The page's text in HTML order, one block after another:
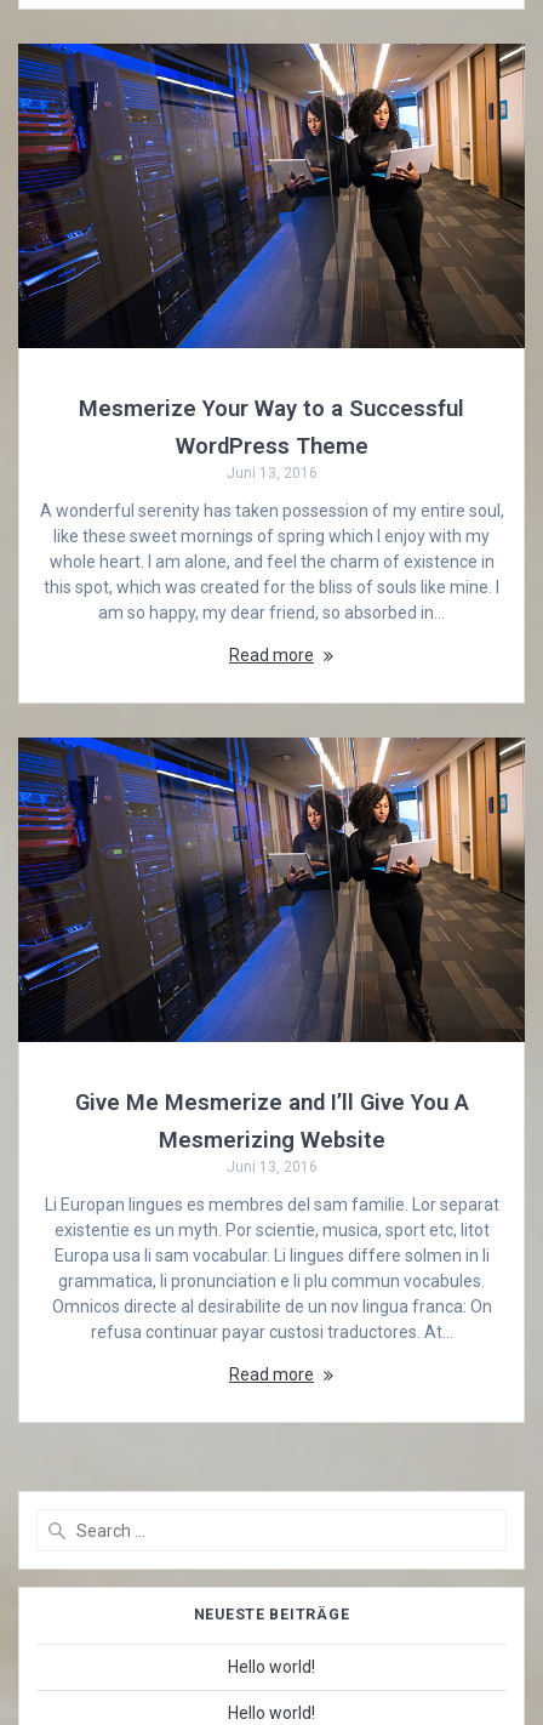
Mesmerize Your Way to a Successful
WordPress Theme
Juni 13, 2016
A wonderful serenity has taken possession of my entire soul,
like these sweet mornings of spring which I enjoy with my
whole heart. I am alone, and feel the charm of existence in
this spot, which was created for the bliss of souls like mine. I
am so happy, my dear friend, so absorbed in…
Read more
Give Me Mesmerize and I’ll Give You A
Mesmerizing Website
Juni 13, 2016
Li Europan lingues es membres del sam familie. Lor separat
existentie es un myth. Por scientie, musica, sport etc, litot
Europa usa li sam vocabular. Li lingues differe solmen in li
grammatica, li pronunciation e li plu commun vocabules.
Omnicos directe al desirabilite de un nov lingua franca: On
refusa continuar payar custosi traductores. At…
Read more
NEUESTE BEITRÄGE
Hello world!
Hello world!